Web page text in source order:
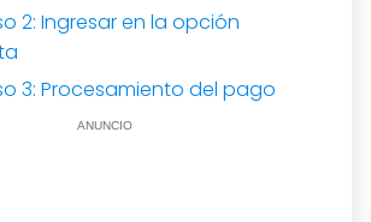
2: Ingresar en la opción
3: Procesamiento del pago
ANUNCIO